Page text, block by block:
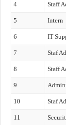
4 Staff
5 Intern
6 IT
7 Staf
8 Staff
9
10 Staf
11